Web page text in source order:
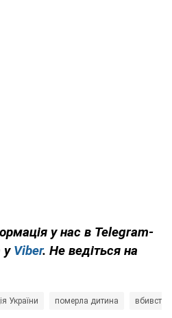
у нас в Telegram-
у Viber. Не ведіться на
України померла дитина вбивство